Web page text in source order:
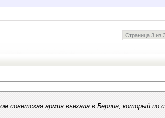
Страница 3 из
советская армия въехала в Берлин, который по